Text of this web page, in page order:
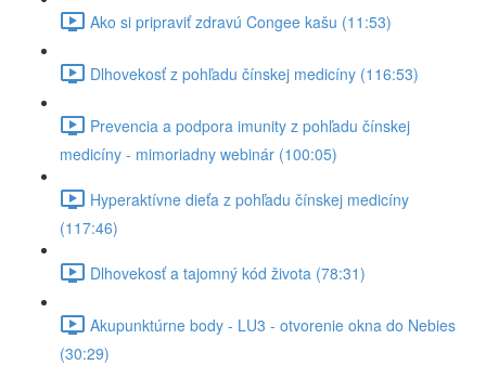
Ako si pripraviť zdravú Congee kašu (11:53)
Dlhovekosť z pohľadu čínskej medicíny (116:53)
Prevencia a podpora imunity z pohľadu čínskej
medicíny - mimoriadny webinár (100:05)
Hyperaktívne dieťa z pohľadu čínskej medicíny
(117:46)
Dlhovekosť a tajomný kód života (78:31)
Akupunktúrne body - LU3 - otvorenie okna do Nebies
(30:29)